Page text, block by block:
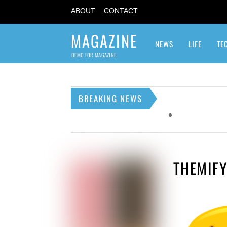
ABOUT CONTACT
MAGAZINE
DEMO FOR MAGAZINE
NEWS LIFE
BREAKING NEWS
THEMIFY